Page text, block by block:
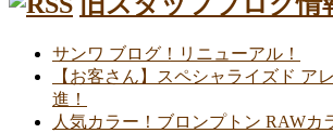
サンワ ブログ！リニューアル！
【お客さん】スペシャライズド ア
進！
人気カラー！ブロンプトン RAWカ